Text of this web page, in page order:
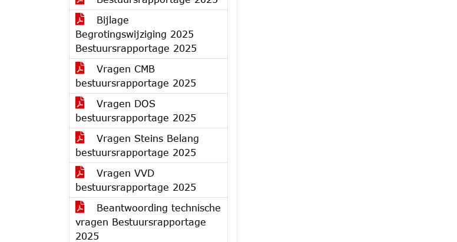
Bijlage
Begrotingswijziging 2025
Bestuursrapportage 2025
Vragen CMB
bestuursrapportage 2025
Vragen DOS
bestuursrapportage 2025
Vragen Steins Belang
bestuursrapportage 2025
Vragen VVD
bestuursrapportage 2025
Beantwoording technische
vragen Bestuursrapportage
2025